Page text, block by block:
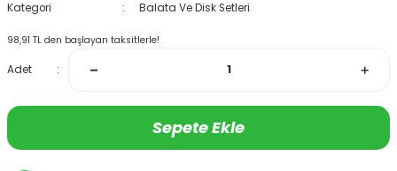
Kategori
Balata Ve Disk Setleri
98,91 TL den başlayan taksitlerle!
Adet
Sepete Ekle